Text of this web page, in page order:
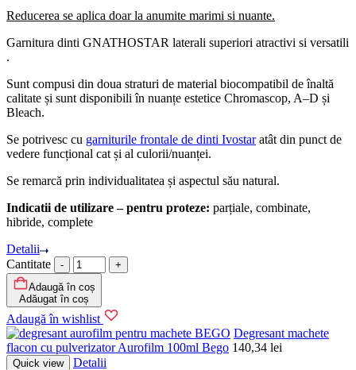
Reducerea se aplica doar la anumite marimi si nuante.
Garnitura dinti GNATHOSTAR laterali superiori atractivi si versatili
.
Sunt compusi din doua straturi de material biocompatibil de înaltă
calitate și sunt disponibili în nuanțe estetice Chromascop, A–D și
Bleach.
Se potrivesc cu garniturile frontale de dinti Ivostaratât din punct de
vedere funcțional cat și al culorii/nuanței.
Se remarcă prin individualitatea și aspectul său natural.
Indicatii de utilizare – pentru proteze: parțiale, combinate,
hibride, complete
Detalii
Cantitate
Adaugă în coș
Adăugat în coș
Adaugă în wishlist
BEGO Degresant machete
flacon cu pulverizator Aurofilm 100ml Bego 140,34 lei
Quick view Detalii